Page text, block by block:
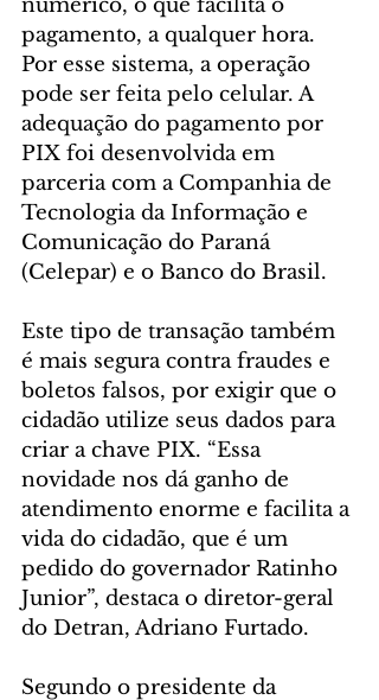
numérico, o que facilita o
pagamento, a qualquer hora.
Por esse sistema, a operação
pode ser feita pelo celular. A
adequação do pagamento por
PIX foi desenvolvida em
parceria com a Companhia de
Tecnologia da Informação e
Comunicação do Paraná
(Celepar) e o Banco do Brasil.
Este tipo de transação também
é mais segura contra fraudes e
boletos falsos, por exigir que o
cidadão utilize seus dados para
criar a chave PIX. “Essa
novidade nos dá ganho de
atendimento enorme e facilita a
vida do cidadão, que é um
pedido do governador Ratinho
Junior”, destaca o diretor-geral
do Detran, Adriano Furtado.
Segundo o presidente da